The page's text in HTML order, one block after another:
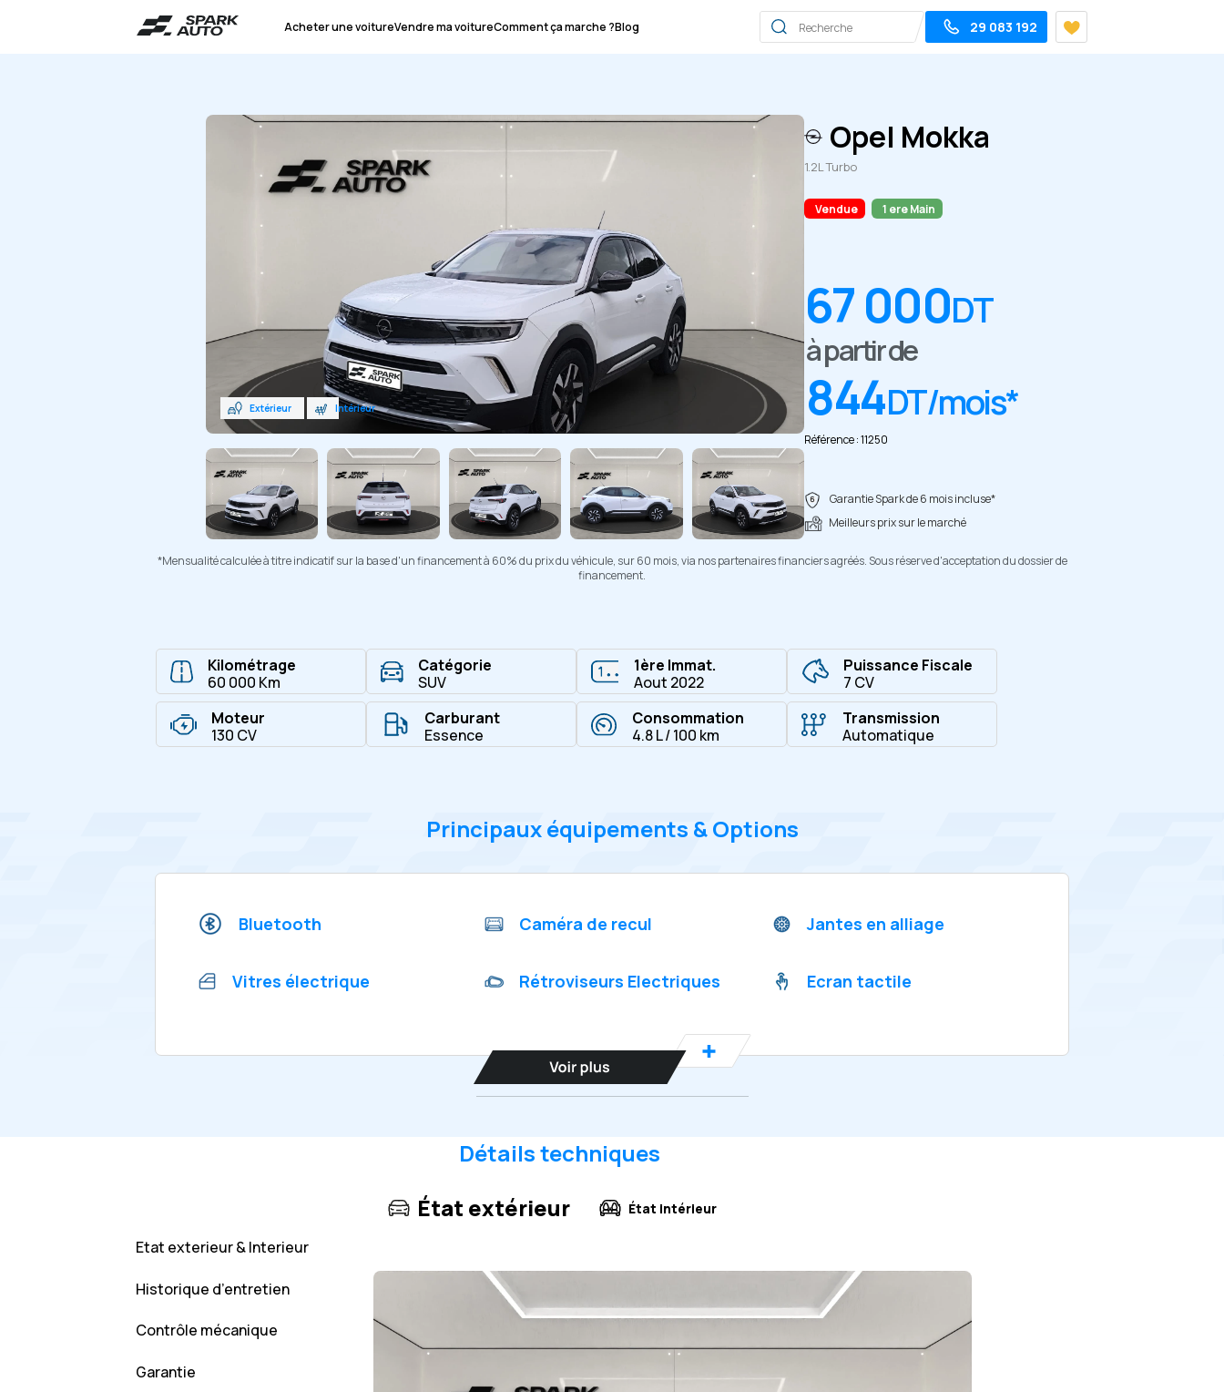
Acheter une voitureVendre ma voitureComment ça marche ?Blog 29 083 192
Extérieur Intérieur
Opel Mokka
1.2L Turbo
Vendue 1 ere Main
67 000DT
à partir de
844DT/mois*
Référence : 11250
Garantie Spark de 6 mois incluse*
Meilleurs prix sur le marché
*Mensualité calculée à titre indicatif sur la base d'un financement à 60% du prix du véhicule, sur 60 mois, via nos partenaires financiers agréés. Sous réserve d'acceptation du dossier de
financement.
Kilométrage
60 000 Km
Catégorie
SUV
1ère Immat.
Aout 2022
Puissance Fiscale
7 CV
Moteur
130 CV
Carburant
Essence
Consommation
4.8 L / 100 km
Transmission
Automatique
Principaux équipements & Options
Bluetooth Caméra de recul Jantes en alliage
Vitres électrique Rétroviseurs Electriques Ecran tactile
Etat exterieur & Interieur
Historique d’entretien
Contrôle mécanique
Garantie
Détails techniques
État extérieur
État intérieur
Copier